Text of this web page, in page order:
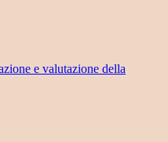
e valutazione della